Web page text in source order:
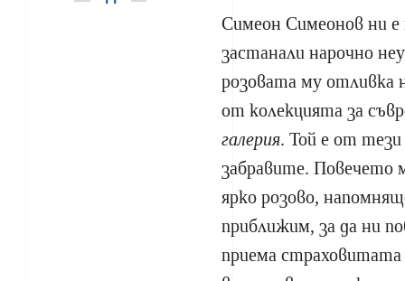
Симеон Симеонов ни е
застанали нарочно
розовата му
от колекцията за
галерия. Той е от тези
забравите. Повечето
ярко розово,
приближим, за да ни
приема страховитата